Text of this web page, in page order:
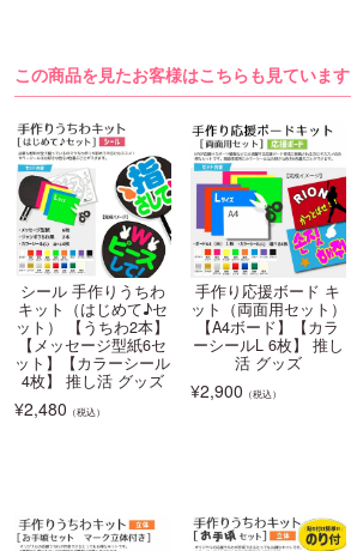
この商品を見たお客様はこちらも見ています
シール 手作りうちわ
キット（はじめて♪セ
ット） 【うちわ2本】
【メッセージ型紙6セ
ット】【カラーシール
4枚】 推し活 グッズ
¥2,480 （税込）
手作り応援ボード キ
ット（両面用セット）
【A4ボード】【カラ
ーシールL 6枚】 推し
活 グッズ
¥2,900 （税込）